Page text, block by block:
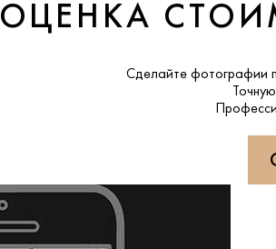
ОЦЕНКА
Сделайте фотографии